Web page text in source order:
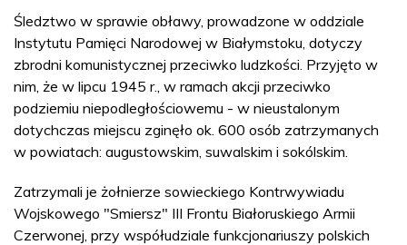
Śledztwo w sprawie obławy, prowadzone w oddziale
Instytutu Pamięci Narodowej w Białymstoku, dotyczy
zbrodni komunistycznej przeciwko ludzkości. Przyjęto w
nim, że w lipcu 1945 r., w ramach akcji przeciwko
podziemiu niepodległościowemu - w nieustalonym
dotychczas miejscu zginęło ok. 600 osób zatrzymanych
w powiatach: augustowskim, suwalskim i sokólskim.
Zatrzymali je żołnierze sowieckiego Kontrwywiadu
Wojskowego "Smiersz" III Frontu Białoruskiego Armii
Czerwonej, przy współudziale funkcjonariuszy polskich